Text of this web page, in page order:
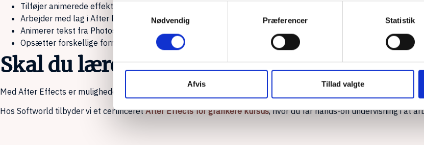
Nødvendig
Præferencer Statistik
Afvis Tillad valgte
Tilføjer animerede effekter i dine grafikker
Arbejder med lag i After Effects (som du kender dem fra Photoshop)
Animerer tekst fra Photoshop og Illustrator
Opsætter forskellige formater klar til brug på f.eks. sociale medier
Skal du lære mere om After Effects og
Med After Effects er mulighederne uendelige. Branchen efterspørger grafiske og kreative medarbejdere, der kan
Hos Softworld tilbyder vi et certificeretAfter Effects for grafikere kursus, hvor du får hands-on undervisning i at